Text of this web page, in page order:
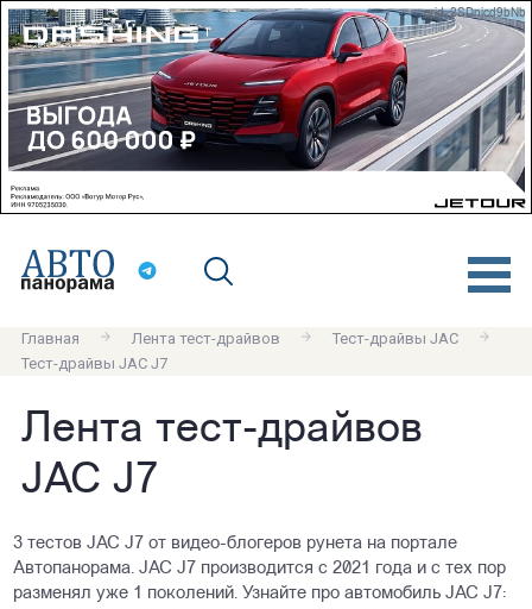
erid: 2SDnjcd9bNb
Главная Лента тест-драйвов
Тест-драйвы JAC
Тест-драйвы JAC J7
Лента тест-драйвов
JAC J7
3 тестов JAC J7 от видео-блогеров рунета на портале
Автопанорама. JAC J7 производится с 2021 года и с тех пор
разменял уже 1 поколений. Узнайте про автомобиль JAC J7: